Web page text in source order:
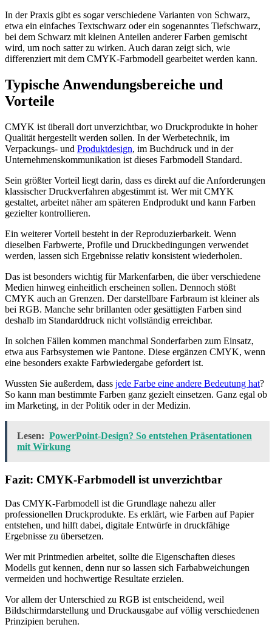
In der Praxis gibt es sogar verschiedene Varianten von Schwarz,
etwa ein einfaches Textschwarz oder ein sogenanntes Tiefschwarz,
bei dem Schwarz mit kleinen Anteilen anderer Farben gemischt
wird, um noch satter zu wirken. Auch daran zeigt sich, wie
differenziert mit dem CMYK-Farbmodell gearbeitet werden kann.
Typische Anwendungsbereiche und
Vorteile
CMYK ist überall dort unverzichtbar, wo Druckprodukte in hoher
Qualität hergestellt werden sollen. In der Werbetechnik, im
Verpackungs- und Produktdesign, im Buchdruck und in der
Unternehmenskommunikation ist dieses Farbmodell Standard.
Sein größter Vorteil liegt darin, dass es direkt auf die Anforderungen
klassischer Druckverfahren abgestimmt ist. Wer mit CMYK
gestaltet, arbeitet näher am späteren Endprodukt und kann Farben
gezielter kontrollieren.
Ein weiterer Vorteil besteht in der Reproduzierbarkeit. Wenn
dieselben Farbwerte, Profile und Druckbedingungen verwendet
werden, lassen sich Ergebnisse relativ konsistent wiederholen.
Das ist besonders wichtig für Markenfarben, die über verschiedene
Medien hinweg einheitlich erscheinen sollen. Dennoch stößt
CMYK auch an Grenzen. Der darstellbare Farbraum ist kleiner als
bei RGB. Manche sehr brillanten oder gesättigten Farben sind
deshalb im Standarddruck nicht vollständig erreichbar.
In solchen Fällen kommen manchmal Sonderfarben zum Einsatz,
etwa aus Farbsystemen wie Pantone. Diese ergänzen CMYK, wenn
eine besonders exakte Farbwiedergabe gefordert ist.
Wussten Sie außerdem, dass jede Farbe eine andere Bedeutung hat?
So kann man bestimmte Farben ganz gezielt einsetzen. Ganz egal ob
im Marketing, in der Politik oder in der Medizin.
Lesen: PowerPoint-Design? So entstehen Präsentationen
mit Wirkung
Fazit: CMYK-Farbmodell ist unverzichtbar
Das CMYK-Farbmodell ist die Grundlage nahezu aller
professionellen Druckprodukte. Es erklärt, wie Farben auf Papier
entstehen, und hilft dabei, digitale Entwürfe in druckfähige
Ergebnisse zu übersetzen.
Wer mit Printmedien arbeitet, sollte die Eigenschaften dieses
Modells gut kennen, denn nur so lassen sich Farbabweichungen
vermeiden und hochwertige Resultate erzielen.
Vor allem der Unterschied zu RGB ist entscheidend, weil
Bildschirmdarstellung und Druckausgabe auf völlig verschiedenen
Prinzipien beruhen.